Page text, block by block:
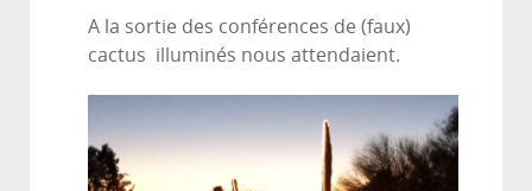
A la sortie des conférences de (faux)
cactus illuminés nous attendaient.